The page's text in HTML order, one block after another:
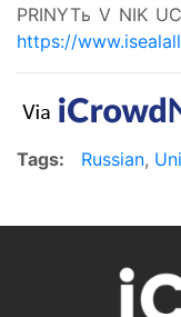
PRINYTь V NIK
https://
Tags: Russian,